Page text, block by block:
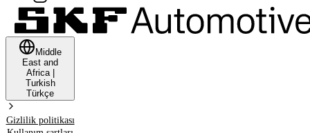
Middle
East and
Africa|
Turkish
Türkçe
Gizlilik politikası